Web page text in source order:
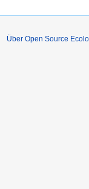
Über Open Source